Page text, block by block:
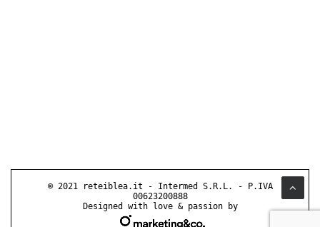
© 2021 reteiblea.it - Intermed S.R.L. - P.IVA
00623200888
Designed with love & passion by